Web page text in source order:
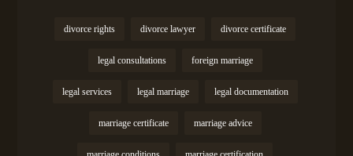
divorce certificate
divorce lawyer
divorce rights
foreign marriage
legal consultations
legal documentation
legal marriage
legal services
marriage advice
marriage certificate